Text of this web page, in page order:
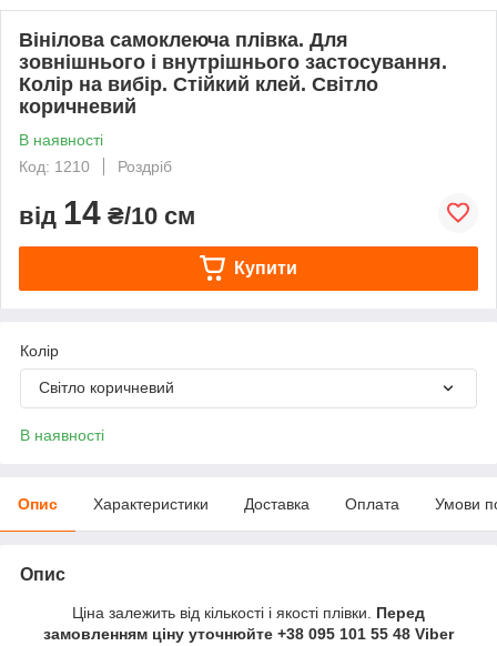
Вінілова самоклеюча плівка. Для
зовнішнього і внутрішнього застосування.
Колір на вибір. Стійкий клей. Світло
коричневий
В наявності
Код: 1210
Роздріб
від 14 ₴/10 см
Купити
Колір
Світло коричневий
В наявності
Опис Характеристики Доставка Оплата Умови
Опис
Ціна залежить від кількості і якості плівки. Перед
замовленням ціну уточнюйте +38 095 101 55 48 Viber